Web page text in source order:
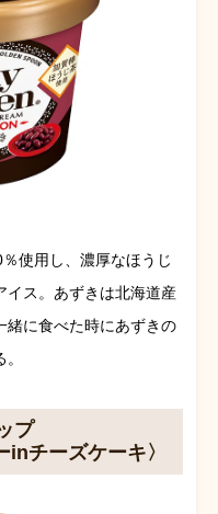
使用し、濃厚なほうじ
イス。あずきは北海道産
緒に食べた時にあずきの
プ
チーズケーキ〉